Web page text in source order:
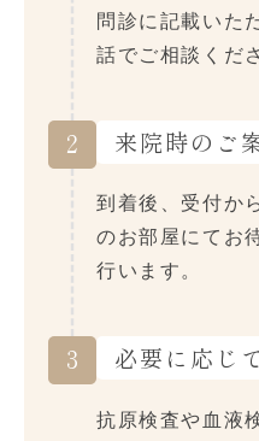
問診に記載いた
話でご相談くだ
2 来院時のご
到着後、受付か
のお部屋にてお
行います。
3 必要に応じ
抗原検査や血液